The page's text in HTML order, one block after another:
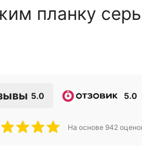
планку
5.0 5.0
На основе 942